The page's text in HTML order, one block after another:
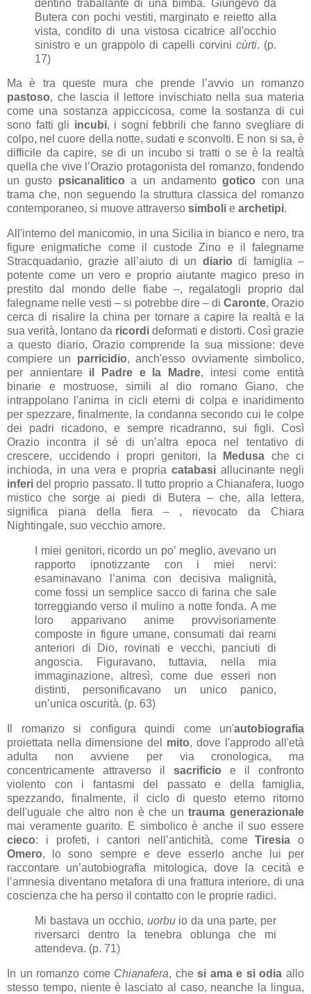
dentino traballante di una bimba. Giungevo da
Butera con pochi vestiti, marginato e reietto alla
vista, condito di una vistosa cicatrice all'occhio
sinistro e un grappolo di capelli corvini cùrti. (p.
17)
Ma è tra queste mura che prende l’avvio un romanzo
pastoso, che lascia il lettore invischiato nella sua materia
come una sostanza appiccicosa, come la sostanza di cui
sono fatti gli incubi, i sogni febbrili che fanno svegliare di
colpo, nel cuore della notte, sudati e sconvolti. E non si sa, è
difficile da capire, se di un incubo si tratti o se è la realtà
quella che vive l’Orazio protagonista del romanzo, fondendo
un gusto psicanaliticoa un andamentogotico con una
trama che, non seguendo la struttura classica del romanzo
contemporaneo, si muove attraverso simboli e archetipi.
All'interno del manicomio, in una Sicilia in bianco e nero, tra
figure enigmatiche come il custode Zino e il falegname
Stracquadanio, grazie all’aiuto di un diario di famiglia –
potente come un vero e proprio aiutante magico preso in
prestito dal mondo delle fiabe –, regalatogli proprio dal
falegname nelle vesti – si potrebbe dire – di Caronte, Orazio
cerca di risalire la china per tornare a capire la realtà e la
sua verità, lontano da ricordi deformati e distorti. Così grazie
a questo diario, Orazio comprende la sua missione: deve
compiere un parricidio, anch'esso ovviamente simbolico,
per annientare il Padre e la Madre, intesi come entità
binarie e mostruose, simili al dio romano Giano, che
intrappolano l'anima in cicli eterni di colpa e inaridimento
per spezzare, finalmente, la condanna secondo cui le colpe
dei padri ricadono, e sempre ricadranno, sui figli. Così
Orazio incontra il sé di un’altra epoca nel tentativo di
crescere, uccidendo i propri genitori, la
Medusa che ci
inchioda, in una vera e propria catabasi allucinante negli
inferidel proprio passato. Il tutto proprio a Chianafera, luogo
mistico che sorge ai piedi di Butera – che, alla lettera,
significa piana della fiera – , rievocato da Chiara
Nightingale, suo vecchio amore.
I miei genitori, ricordo un po’ meglio, avevano un
rapporto ipnotizzante con i miei nervi:
esaminavano l’anima con decisiva malignità,
come fossi un semplice sacco di farina che sale
torreggiando verso il mulino a notte fonda. A me
loro apparivano anime provvisoriamente
composte in figure umane, consumati dai reami
anteriori di Dio, rovinati e vecchi, panciuti di
angoscia. Figuravano, tuttavia, nella mia
immaginazione, altresì, come due esseri non
distinti, personificavano un unico panico,
un’unica oscurità. (p. 63)
Il romanzo si configura quindi come un'autobiografia
proiettata nella dimensione del mito, dove l'approdo all'età
adulta non avviene per via cronologica, ma
concentricamente attraverso il sacrificio e il confronto
violento con i fantasmi del passato e della famiglia,
spezzando, finalmente, il ciclo di questo eterno ritorno
dell'uguale che altro non è che untrauma generazionale
mai veramente guarito. E simbolico è anche il suo essere
cieco: i profeti, i cantori nell’antichità, comeTiresia o
Omero, lo sono sempre e deve esserlo anche lui per
raccontare un’autobiografia mitologica, dove la cecità e
l’amnesia diventano metafora di una frattura interiore, di una
coscienza che ha perso il contatto con le proprie radici.
Mi bastava un occhio, uorbu io da una parte, per
riversarci dentro la tenebra oblunga che mi
attendeva. (p. 71)
In un romanzo come Chianafera, chesi ama e si odia allo
stesso tempo, niente è lasciato al caso, neanche la lingua,